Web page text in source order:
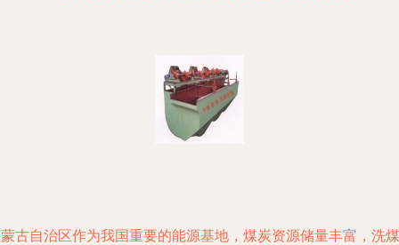
古自治区作为我国重要的能源基地，煤炭资源储量丰富，洗煤